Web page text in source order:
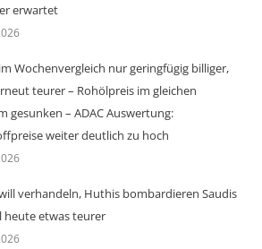
erwartet
Wochenvergleich nur geringfügig billiger,
teurer – Rohölpreis im gleichen
gesunken – ADAC Auswertung:
weiter deutlich zu hoch
verhandeln, Huthis bombardieren Saudis
heute etwas teurer